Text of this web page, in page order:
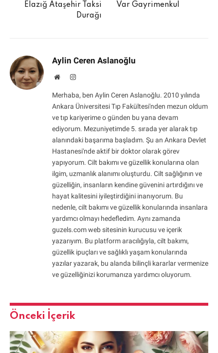
Elazığ Ataşehir Taksi
Durağı
Var Gayrimenkul
Aylin Ceren Aslanoğlu
WebsiteInstagram
Merhaba, ben Aylin Ceren Aslanoğlu. 2010 yılında
Ankara Üniversitesi Tıp Fakültesi'nden mezun oldum
ve tıp kariyerime o günden bu yana devam
ediyorum. Mezuniyetimde 5. sırada yer alarak tıp
alanındaki başarıma başladım. Şu an Ankara Devlet
Hastanesi'nde aktif bir doktor olarak görev
yapıyorum. Cilt bakımı ve güzellik konularına olan
ilgim, uzmanlık alanımı oluşturdu. Cilt sağlığının ve
güzelliğin, insanların kendine güvenini artırdığını ve
hayat kalitesini iyileştirdiğini inanıyorum. Bu
nedenle, cilt bakımı ve güzellik konularında insanlara
yardımcı olmayı hedefledim. Aynı zamanda
guzels.com web sitesinin kurucusu ve içerik
yazarıyım. Bu platform aracılığıyla, cilt bakımı,
güzellik ipuçları ve sağlıklı yaşam konularında
yazılar yazarak, bu alanda bilinçli kararlar vermenize
ve güzelliğinizi korumanıza yardımcı oluyorum.
Önceki İçerik